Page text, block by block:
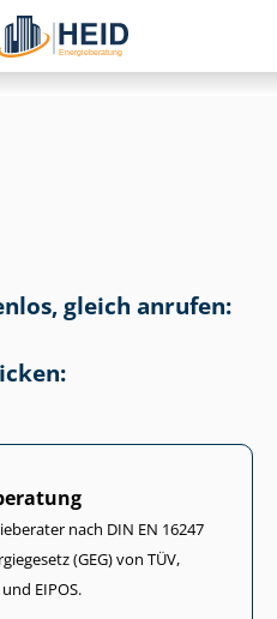
gleich anrufen:
nach DIN EN 16247
(GEG) von TÜV,
EIPOS.